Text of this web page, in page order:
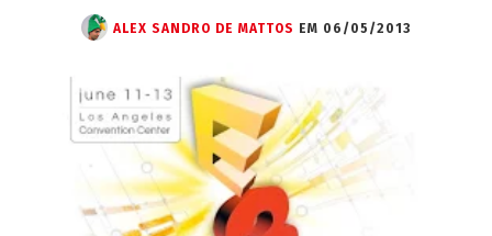
ALEX SANDRO DE MATTOS EM 06/05/2013